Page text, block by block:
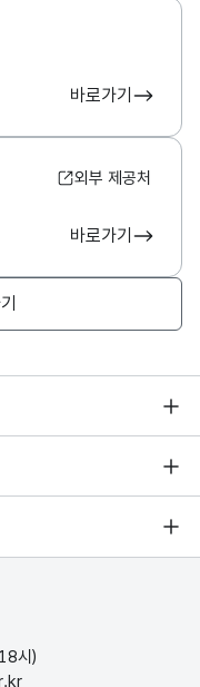
바로가기
외부 제공처
바로가기
시)